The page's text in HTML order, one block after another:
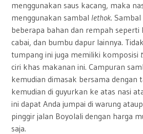
menggunakan saus kacang, maka
menggunakan sambal lethok. Sambal
beberapa bahan dan rempah seperti
cabai, dan bumbu dapur lainnya.
tumpang ini juga memiliki komposisi
ciri khas makanan ini. Campuran
kemudian dimasak bersama dengan
kemudian di guyurkan ke atas nasi
ini dapat Anda jumpai di warung
pinggir jalan Boyolali dengan harga
saja.